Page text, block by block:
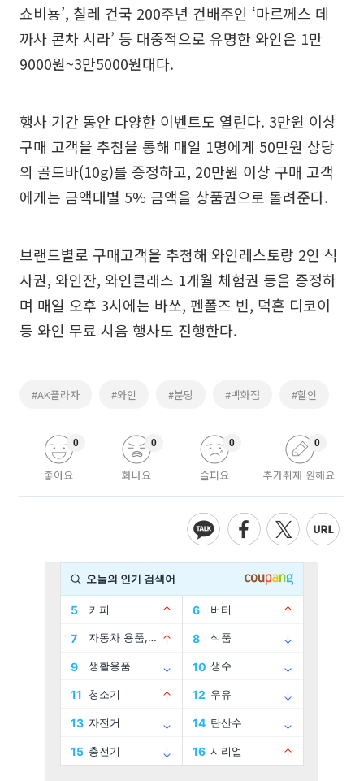
쇼비뇽’, 칠레 건국 200주년 건배주인 ‘마르께스 데
까사 콘차 시라’ 등 대중적으로 유명한 와인은 1만
9000원~3만5000원대다.
행사 기간 동안 다양한 이벤트도 열린다. 3만원 이상
구매 고객을 추첨을 통해 매일 1명에게 50만원 상당
의 골드바(10g)를 증정하고, 20만원 이상 구매 고객
에게는 금액대별 5% 금액을 상품권으로 돌려준다.
브랜드별로 구매고객을 추첨해 와인레스토랑 2인 식
사권, 와인잔, 와인클래스 1개월 체험권 등을 증정하
며 매일 오후 3시에는 바쏘, 펜폴즈 빈, 덕혼 디코이
등 와인 무료 시음 행사도 진행한다.
#AK플라자 #와인 #분당 #백화점 #할인
좋아요
0
화나요
0
슬퍼요
0
추가취재 원해요
0